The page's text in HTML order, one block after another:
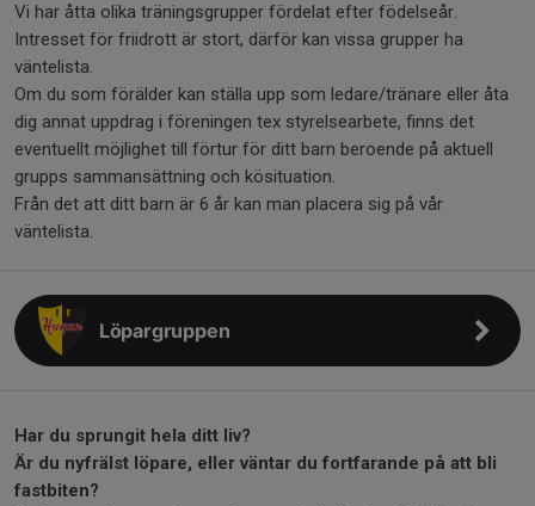
Vi har åtta olika träningsgrupper fördelat efter födelseår.
Intresset för friidrott är stort, därför kan vissa grupper ha
väntelista.
Om du som förälder kan ställa upp som ledare/tränare eller åta
dig annat uppdrag i föreningen tex styrelsearbete, finns det
eventuellt möjlighet till förtur för ditt barn beroende på aktuell
grupps sammansättning och kösituation.
Från det att ditt barn är 6 år kan man placera sig på vår
väntelista.
Löpargruppen
Har du sprungit hela ditt liv?
Är du nyfrälst löpare, eller väntar du fortfarande på att bli
fastbiten?